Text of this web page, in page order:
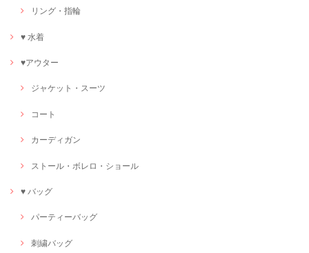
リング・指輪
♥ 水着
♥アウター
ジャケット・スーツ
コート
カーディガン
ストール・ボレロ・ショール
♥ バッグ
パーティーバッグ
刺繍バッグ